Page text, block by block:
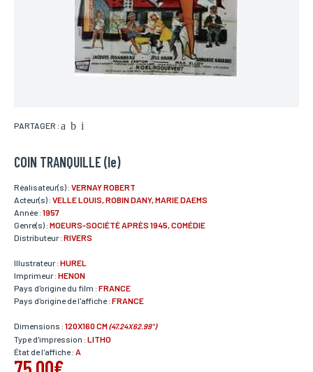
PARTAGER :
COIN TRANQUILLE (le)
Réalisateur(s) : VERNAY ROBERT
Acteur(s) : VELLE LOUIS, ROBIN DANY, MARIE DAEMS
Année : 1957
Genre(s) : MOEURS-SOCIÉTÉ APRÈS 1945, COMÉDIE
Distributeur : RIVERS
Illustrateur : HUREL
Imprimeur : HENON
Pays d'origine du film : FRANCE
Pays d'origine de l'affiche : FRANCE
Dimensions : 120X160 CM(47.24X62.99")
Type d'impression : LITHO
État de l'affiche : A